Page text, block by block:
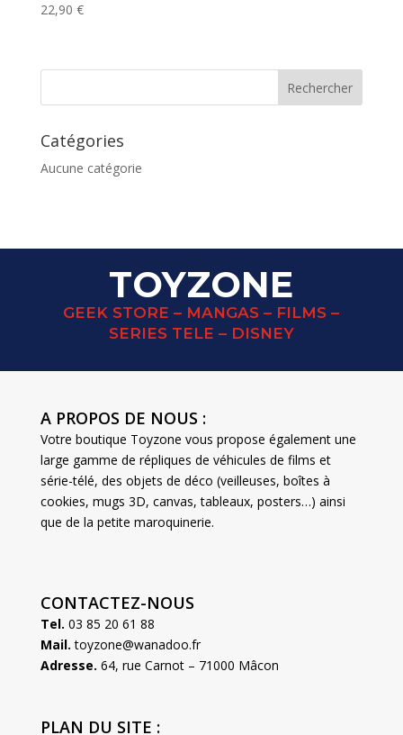
22,90 €
Catégories
Aucune catégorie
TOYZONE
GEEK STORE – MANGAS – FILMS –
SERIES TELE – DISNEY
A PROPOS DE NOUS :
Votre boutique Toyzone vous propose également une
large gamme de répliques de véhicules de films et
série-télé, des objets de déco (veilleuses, boîtes à
cookies, mugs 3D, canvas, tableaux, posters…) ainsi
que de la petite maroquinerie.
CONTACTEZ-NOUS
Tel. 03 85 20 61 88
Mail. toyzone@wanadoo.fr
Adresse. 64, rue Carnot – 71000 Mâcon
PLAN DU SITE :